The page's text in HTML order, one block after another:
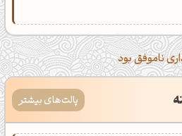
ناموفق بود
پالت‌های بیشتر